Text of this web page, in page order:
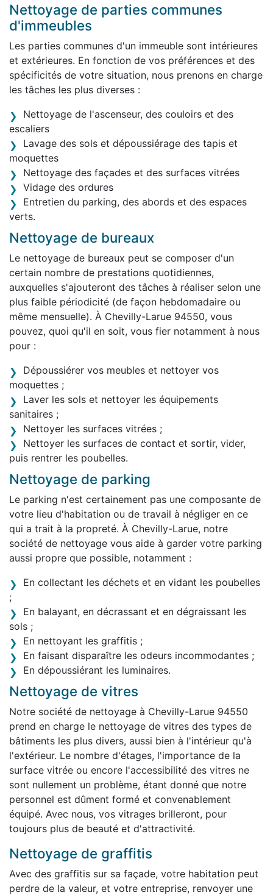
Nettoyage de parties communes
d'immeubles
Les parties communes d'un immeuble sont intérieures
et extérieures. En fonction de vos préférences et des
spécificités de votre situation, nous prenons en charge
les tâches les plus diverses :
Nettoyage de l'ascenseur, des couloirs et des
escaliers
Lavage des sols et dépoussiérage des tapis et
moquettes
Nettoyage des façades et des surfaces vitrées
Vidage des ordures
Entretien du parking, des abords et des espaces
verts.
Nettoyage de bureaux
Le nettoyage de bureaux peut se composer d'un
certain nombre de prestations quotidiennes,
auxquelles s'ajouteront des tâches à réaliser selon une
plus faible périodicité (de façon hebdomadaire ou
même mensuelle). À Chevilly-Larue 94550, vous
pouvez, quoi qu'il en soit, vous fier notamment à nous
pour :
Dépoussiérer vos meubles et nettoyer vos
moquettes ;
Laver les sols et nettoyer les équipements
sanitaires ;
Nettoyer les surfaces vitrées ;
Nettoyer les surfaces de contact et sortir, vider,
puis rentrer les poubelles.
Nettoyage de parking
Le parking n'est certainement pas une composante de
votre lieu d'habitation ou de travail à négliger en ce
qui a trait à la propreté. À Chevilly-Larue, notre
société de nettoyage vous aide à garder votre parking
aussi propre que possible, notamment :
En collectant les déchets et en vidant les poubelles
;
En balayant, en décrassant et en dégraissant les
sols ;
En nettoyant les graffitis ;
En faisant disparaître les odeurs incommodantes ;
En dépoussiérant les luminaires.
Nettoyage de vitres
Notre société de nettoyage à Chevilly-Larue 94550
prend en charge le nettoyage de vitres des types de
bâtiments les plus divers, aussi bien à l'intérieur qu'à
l'extérieur. Le nombre d'étages, l'importance de la
surface vitrée ou encore l'accessibilité des vitres ne
sont nullement un problème, étant donné que notre
personnel est dûment formé et convenablement
équipé. Avec nous, vos vitrages brilleront, pour
toujours plus de beauté et d'attractivité.
Nettoyage de graffitis
Avec des graffitis sur sa façade, votre habitation peut
perdre de la valeur, et votre entreprise, renvoyer une